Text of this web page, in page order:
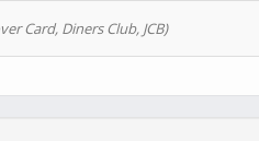
Card, Diners Club, JCB)